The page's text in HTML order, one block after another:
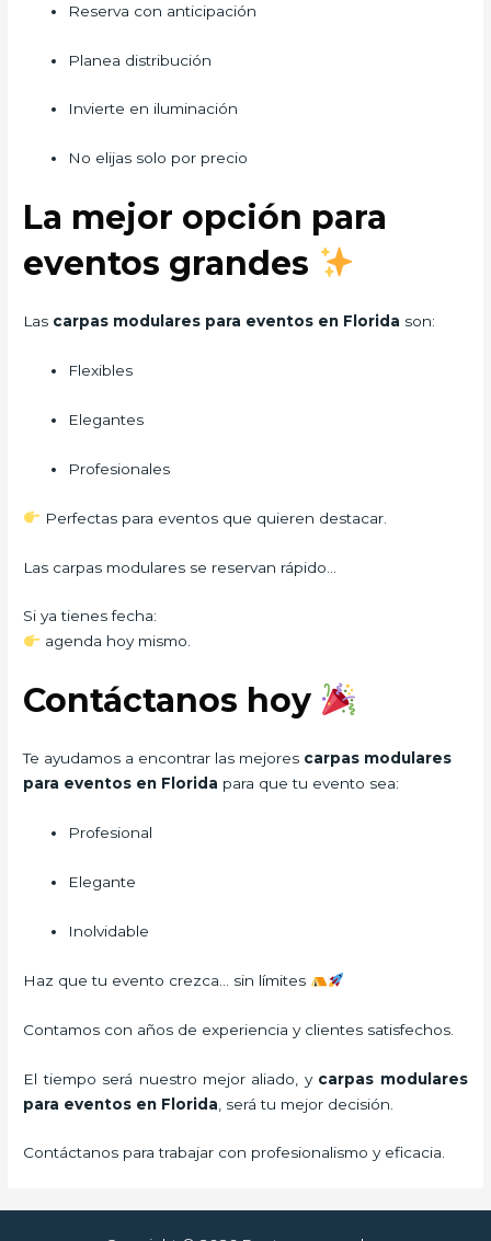
Reserva con anticipación
Planea distribución
Invierte en iluminación
No elijas solo por precio
La mejor opción para
eventos grandes
Las carpas modulares para eventos en Florida son:
Flexibles
Elegantes
Profesionales
Perfectas para eventos que quieren destacar.
Las carpas modulares se reservan rápido…
Si ya tienes fecha:
agenda hoy mismo.
Contáctanos hoy
Te ayudamos a encontrar las mejores carpas modulares
para eventos en Florida para que tu evento sea:
Profesional
Elegante
Inolvidable
Haz que tu evento crezca… sin límites
Contamos con años de experiencia y clientes satisfechos.
El tiempo será nuestro mejor aliado, y carpas modulares
para eventos en Florida , será tu mejor decisión.
Contáctanos para trabajar con profesionalismo y eficacia.